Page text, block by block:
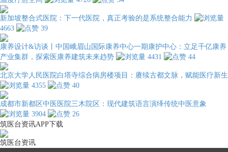
新加坡整合式医院：下一代医院，真正考验的是系统整合能力
4663
39
康养设计&访谈丨中国峨眉山国际康养中心一期康护中心：立足千亿康养
产业集群，探索医康养建筑未来趋势
4431 44
北京大学人民医院白塔寺综合病房楼项目：赓续古都文脉，赋能医疗新生
4355
40
成都市新都区中医医院三木院区：现代建筑语言演绎传统中医意象
3904
26
筑医台资讯APP下载
筑医台资讯